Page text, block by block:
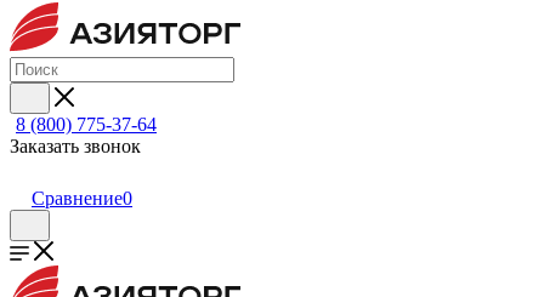
8 (800) 775-37-64
Заказать звонок
Сравнение0